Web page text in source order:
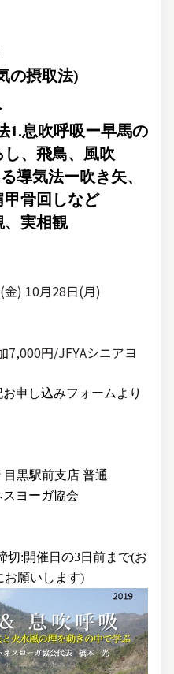
の摂取法)
1.息吹呼吸ー早馬の
、飛鳥、風吹
導気法ー吹き矢、
骨回しなど
、実相観
金) 10月28日(月)
7,000円/JFYAシニアヨ
申し込みフォームより
黒駅前支店 普通
スヨーガ協会
:開催日の3日前まで(お
お願いします)